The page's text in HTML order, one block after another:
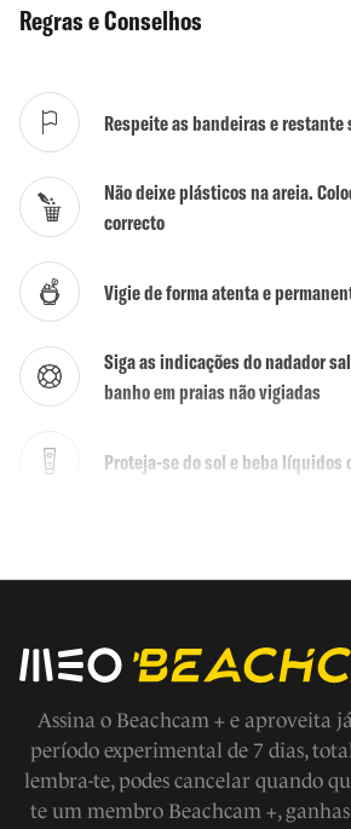
Surf / Bodyboard
Mergulho
Escola de Surf
Regras e Conselhos
Respeite as bandeiras e
Não deixe plásticos na areia.
correcto
Vigie de forma atenta e
Siga as indicações do nadador
banho em praias não vigiadas
Proteja-se do sol e beba líquidos
Evite fazer barulho
Respeite os modos de vida e
flora
Assina o Beachcam + e aproveita
período experimental de 7 dias,
lembra-te, podes cancelar quando
te um membro Beachcam +,